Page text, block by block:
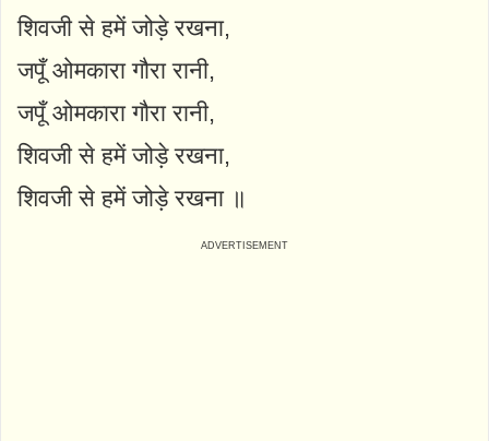
शिवजी से हमें जोड़े रखना,
जपूँ ओमकारा गौरा रानी,
जपूँ ओमकारा गौरा रानी,
शिवजी से हमें जोड़े रखना,
शिवजी से हमें जोड़े रखना ॥